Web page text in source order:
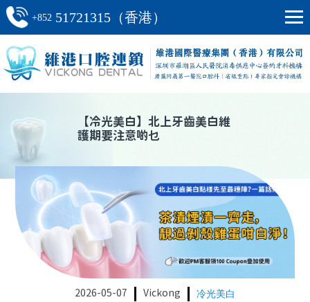
+852 51721315（香港）
【冷光美白】 北上牙齒美白維
護期要注意啲乜
2026-05-07 Vickong 冷光美白